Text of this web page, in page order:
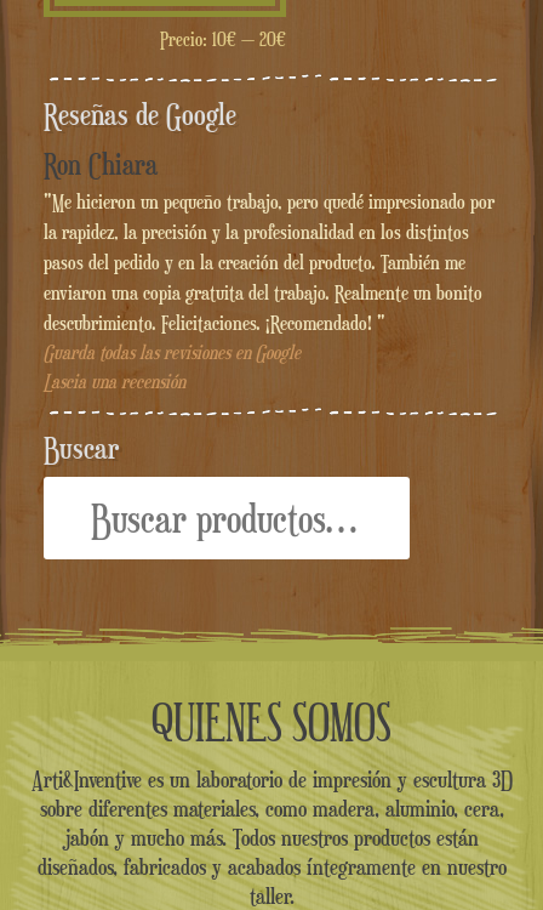
mínimo
máximo
Precio: 10€— 20€
Reseñas de Google
Ron Chiara
"Me hicieron un pequeño trabajo, pero quedé impresionado por
la rapidez, la precisión y la profesionalidad en los distintos
pasos del pedido y en la creación del producto. También me
enviaron una copia gratuita del trabajo. Realmente un bonito
descubrimiento. Felicitaciones. ¡Recomendado! "
Guarda todas las revisiones en Google
Lascia una recensión
Buscar
Buscar
QUIENES SOMOS
Arti&Inventive es un laboratorio de impresión y escultura 3D
sobre diferentes materiales, como madera, aluminio, cera,
jabón y mucho más. Todos nuestros productos están
diseñados, fabricados y acabados íntegramente en nuestro
taller.